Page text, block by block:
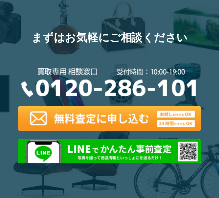
まずはお気軽にご相談ください